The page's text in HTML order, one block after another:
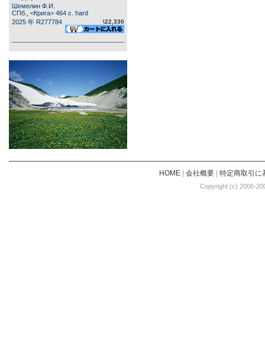
Шемелин Ф.И.
СПб., <Крига> 464 c. hard
2025 年 R277784
\22,330
HOME| 会社概要| 特定商取引に
Copyright (c) 2006-